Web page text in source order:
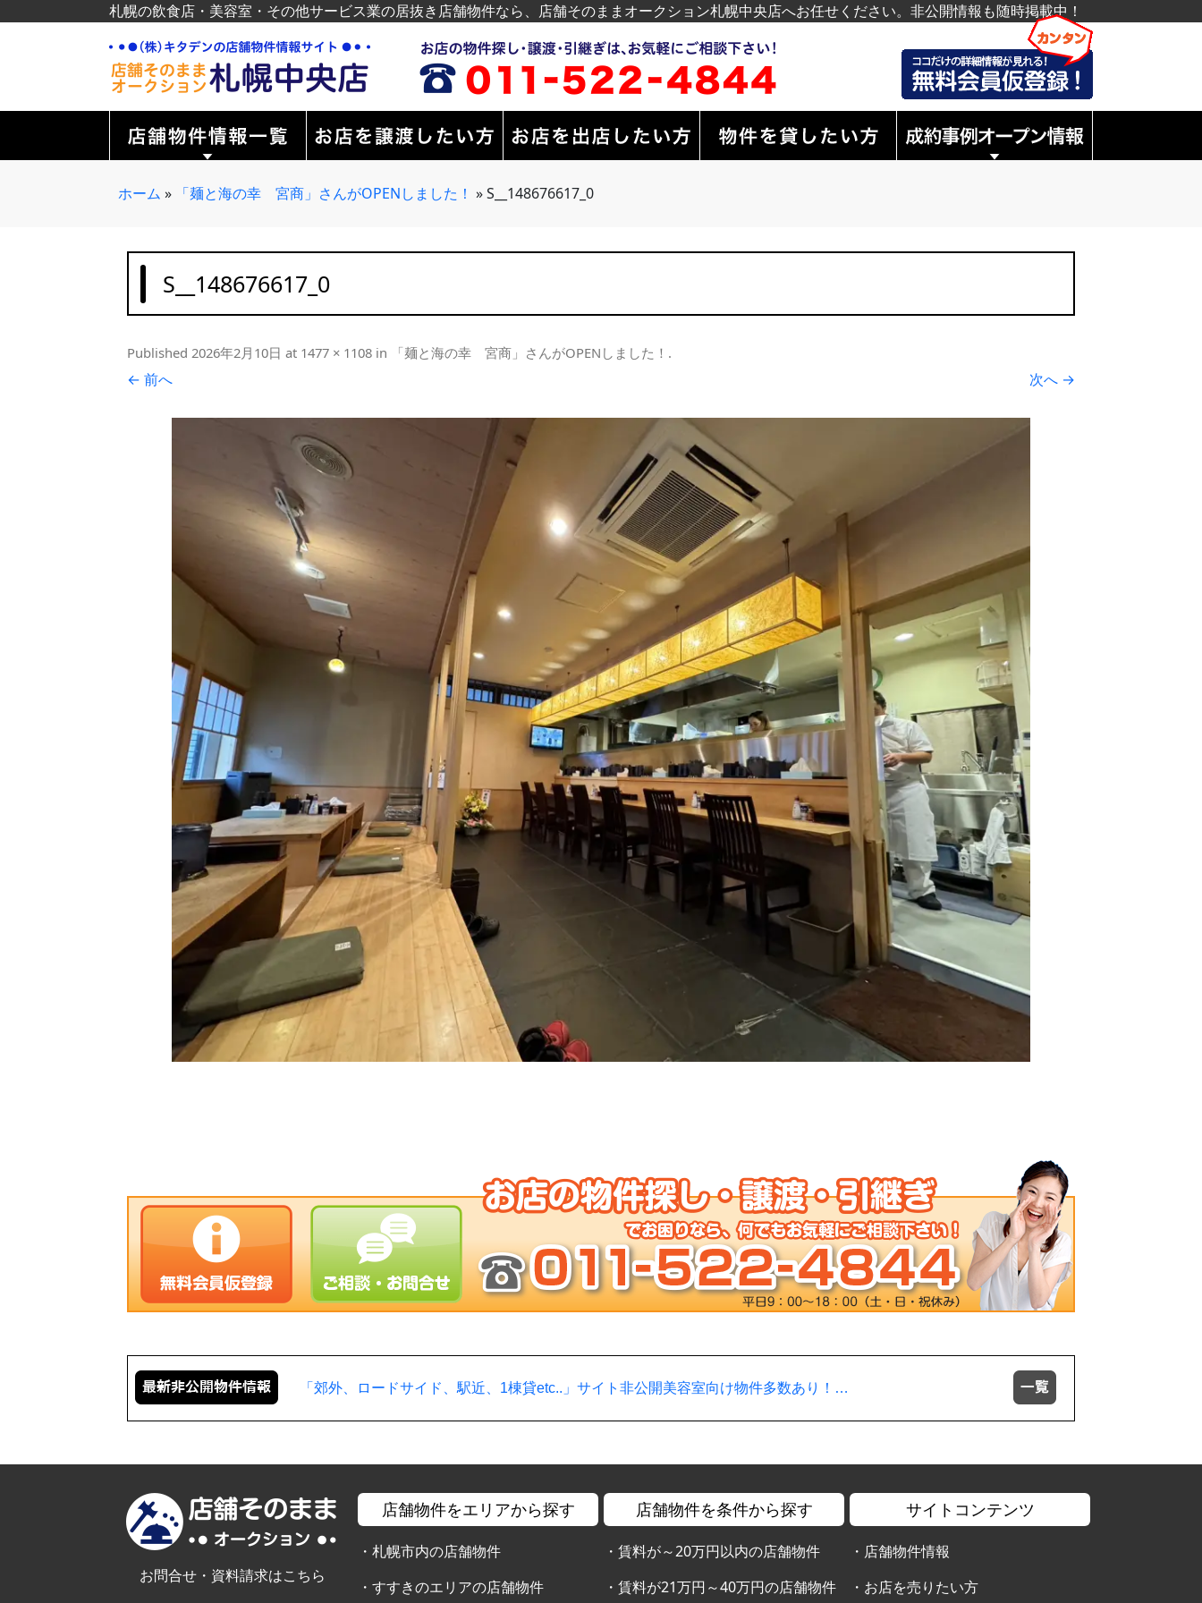
札幌の飲食店・美容室・その他サービス業の居抜き店舗物件なら、店舗そのままオークション札幌中央店へお任せください。非公開情報も随時掲載中！
ホーム » 「麺と海の幸 宮商」さんがOPENしました！ »S__148676617_0
S__148676617_0
Published 2026年2月10日 at 1477 × 1108 in 「麺と海の幸 宮商」さんがOPENしました！ .
← 前へ 次へ →
「郊外、ロードサイド、駅近、1棟貸etc..」サイト非公開美容室向け物件多数あり！…
お問合せ・資料請求はこちら
店舗物件をエリアから探す
・札幌市内の店舗物件
・すすきのエリアの店舗物件
店舗物件を条件から探す
・賃料が～20万円以内の店舗物件
・賃料が21万円～40万円の店舗物件
サイトコンテンツ
・ 店舗物件情報
・ お店を売りたい方